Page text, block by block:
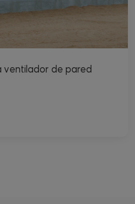
ventilador de pared